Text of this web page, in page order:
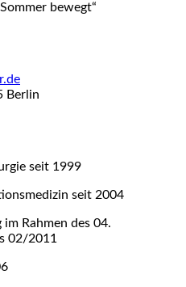
bewegt“
Berlin
seit 1999
seit 2004
Rahmen des 04.
02/2011